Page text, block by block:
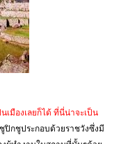
เมืองเลยก็ได้ ที่นี่น่าจะเป็น
ปิกชูประกอบด้วยราชวังซึ่งมี